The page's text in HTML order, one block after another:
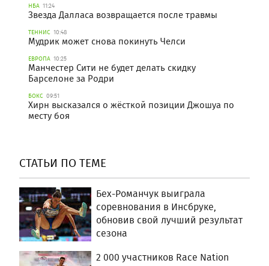
НБА 11:24
Звезда Далласа возвращается после травмы
ТЕННИС 10:48
Мудрик может снова покинуть Челси
ЕВРОПА 10:25
Манчестер Сити не будет делать скидку
Барселоне за Родри
БОКС 09:51
Хирн высказался о жёсткой позиции Джошуа по
месту боя
СТАТЬИ ПО ТЕМЕ
Бех-Романчук выиграла
соревнования в Инсбруке,
обновив свой лучший результат
сезона
2 000 участников Race Nation